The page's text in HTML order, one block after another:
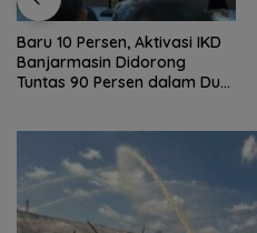
Baru 10 Persen, Aktivasi IKD
Banjarmasin Didorong
Tuntas 90 Persen dalam Dua